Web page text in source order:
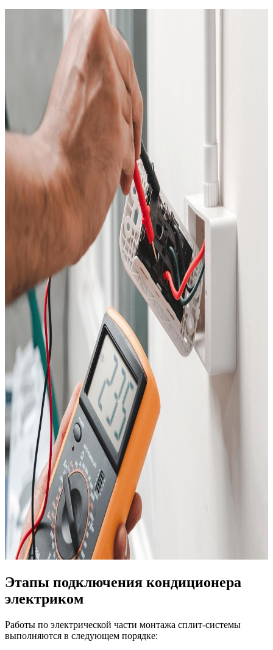
Этапы подключения кондиционера
электриком
Работы по электрической части монтажа сплит-системы
выполняются в следующем порядке: